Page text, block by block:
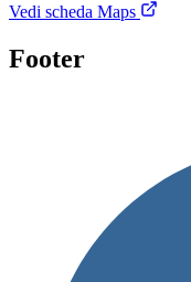
Vedi scheda Maps
Footer